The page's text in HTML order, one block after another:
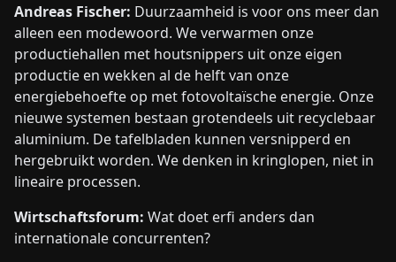
Andreas Fischer: Duurzaamheid is voor ons meer dan
alleen een modewoord. We verwarmen onze
productiehallen met houtsnippers uit onze eigen
productie en wekken al de helft van onze
energiebehoefte op met fotovoltaïsche energie. Onze
nieuwe systemen bestaan grotendeels uit recyclebaar
aluminium. De tafelbladen kunnen versnipperd en
hergebruikt worden. We denken in kringlopen, niet in
lineaire processen.
Wirtschaftsforum: Wat doet erfi anders dan
internationale concurrenten?